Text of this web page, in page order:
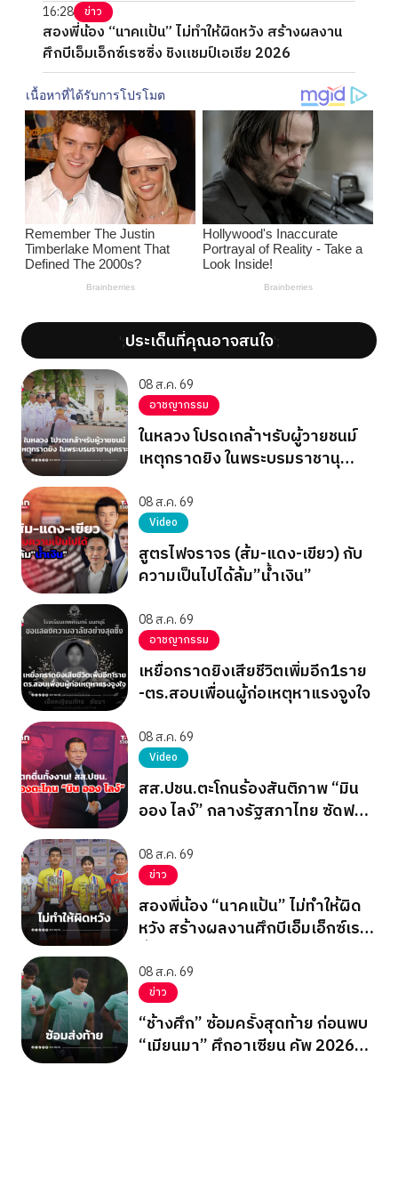
16:28 ข่าว
สองพี่น้อง “นาคแป้น” ไม่ทำให้ผิดหวัง สร้างผลงาน
ศึกบีเอ็มเอ็กซ์เรซซิ่ง ชิงแชมป์เอเชีย 2026
';ประเด็นที่คุณอาจสนใจ';
08 ส.ค. 69
อาชญากรรม
ในหลวง โปรดเกล้าฯรับผู้วายชนม์
เหตุกราดยิง ในพระบรมราชานุ
08 ส.ค. 69
Video
สูตรไฟจราจร (ส้ม-แดง-เขียว) กับ
ความเป็นไปได้ล้ม”น้ำเงิน”
08 ส.ค. 69
อาชญากรรม
เหยื่อกราดยิงเสียชีวิตเพิ่มอีก1ราย
-ตร.สอบเพื่อนผู้ก่อเหตุหาแรงจูงใจ
08 ส.ค. 69
Video
สส.ปชน.ตะโกนร้องสันติภาพ “มิน
ออง ไลง์” กลางรัฐสภาไทย ซัดฟอก
08 ส.ค. 69
ข่าว
สองพี่น้อง “นาคแป้น” ไม่ทำให้ผิด
หวัง สร้างผลงานศึกบีเอ็มเอ็กซ์เรซ
08 ส.ค. 69
ข่าว
“ช้างศึก” ซ้อมครั้งสุดท้าย ก่อนพบ
“เมียนมา” ศึกอาเซียน คัพ 2026